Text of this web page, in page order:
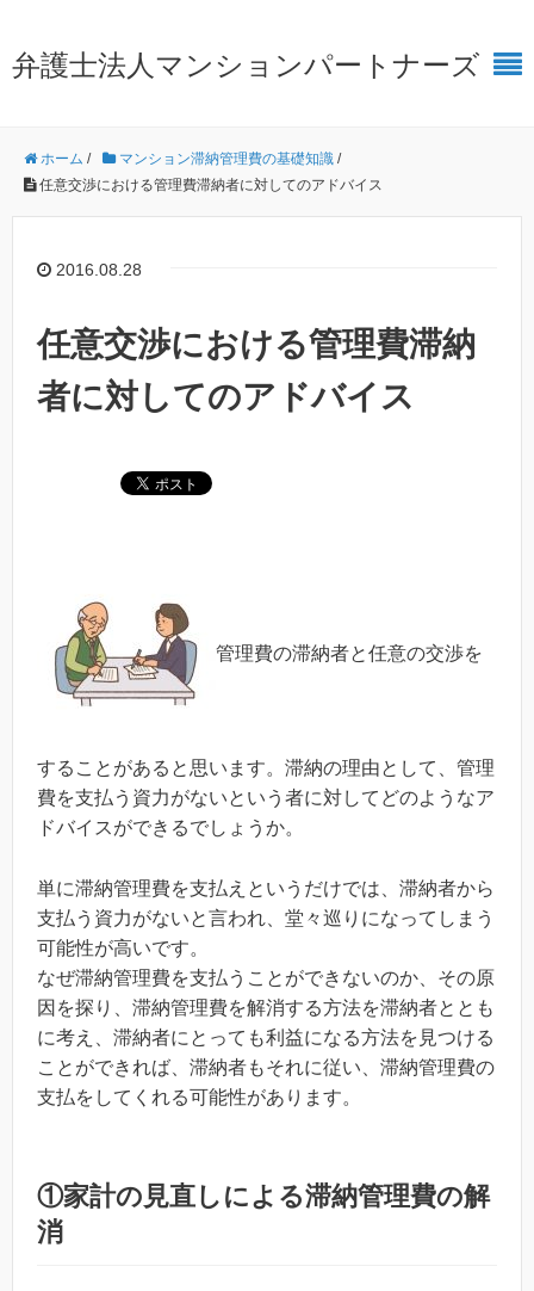
弁護士法人マンションパートナーズ
ホーム / マンション滞納管理費の基礎知識 /
任意交渉における管理費滞納者に対してのアドバイス
2016.08.28
任意交渉における管理費滞納
者に対してのアドバイス
管理費の滞納者と任意の交渉を
することがあると思います。滞納の理由として、管理
費を支払う資力がないという者に対してどのようなア
ドバイスができるでしょうか。
単に滞納管理費を支払えというだけでは、滞納者から
支払う資力がないと言われ、堂々巡りになってしまう
可能性が高いです。
なぜ滞納管理費を支払うことができないのか、その原
因を探り、滞納管理費を解消する方法を滞納者ととも
に考え、滞納者にとっても利益になる方法を見つける
ことができれば、滞納者もそれに従い、滞納管理費の
支払をしてくれる可能性があります。
①家計の見直しによる滞納管理費の解
消